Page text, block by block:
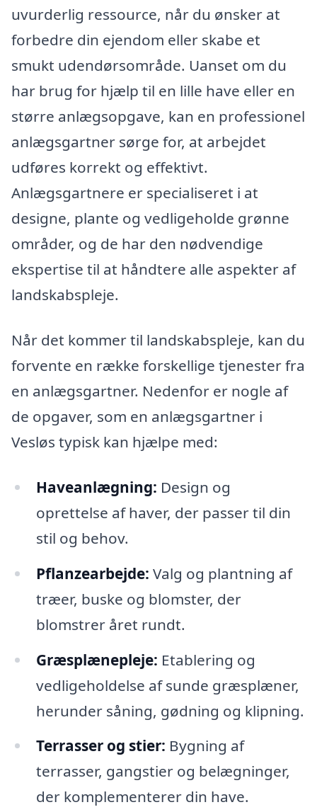
uvurderlig ressource, når du ønsker at
forbedre din ejendom eller skabe et
smukt udendørsområde. Uanset om du
har brug for hjælp til en lille have eller en
større anlægsopgave, kan en professionel
anlægsgartner sørge for, at arbejdet
udføres korrekt og effektivt.
Anlægsgartnere er specialiseret i at
designe, plante og vedligeholde grønne
områder, og de har den nødvendige
ekspertise til at håndtere alle aspekter af
landskabspleje.
Når det kommer til landskabspleje, kan du
forvente en række forskellige tjenester fra
en anlægsgartner. Nedenfor er nogle af
de opgaver, som en anlægsgartner i
Vesløs typisk kan hjælpe med:
Haveanlægning: Design og
oprettelse af haver, der passer til din
stil og behov.
Pflanzearbejde: Valg og plantning af
træer, buske og blomster, der
blomstrer året rundt.
Græsplænepleje: Etablering og
vedligeholdelse af sunde græsplæner,
herunder såning, gødning og klipning.
Terrasser og stier: Bygning af
terrasser, gangstier og belægninger,
der komplementerer din have.